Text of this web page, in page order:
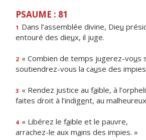
PSAUME : 81
1 Dans l’assemblée divine, Dieu
entouré des dieux, il juge.
2 « Combien de temps jugerez-vous
soutiendrez-vous la cause des
3 « Rendez justice au faible, à
faites droit à l’indigent, au
4 « Libérez le faible et le pauvre,
arrachez-le aux mains des impies. »